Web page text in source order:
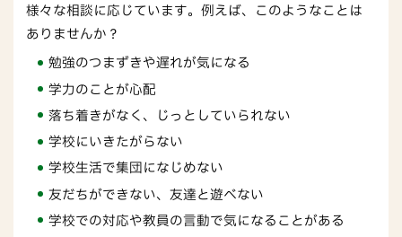
様々な相談に応じています。例えば、このようなことは
ありませんか？
勉強のつまずきや遅れが気になる
学力のことが心配
落ち着きがなく、じっとしていられない
学校にいきたがらない
学校生活で集団になじめない
友だちができない、友達と遊べない
学校での対応や教員の言動で気になることがある